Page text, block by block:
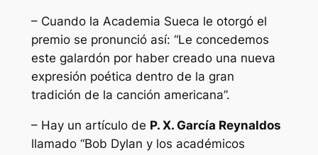
– Cuando la Academia Sueca le otorgó el
premio se pronunció así: “Le concedemos
este galardón por haber creado una nueva
expresión poética dentro de la gran
tradición de la canción americana”.
– Hay un artículo de P. X. García Reynaldos
llamado “Bob Dylan y los académicos